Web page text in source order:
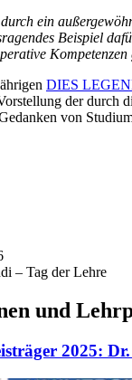
ein
Beispiel
DIES
der
von
– Tag der Lehre
und
2025: